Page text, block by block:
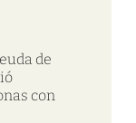
de
con